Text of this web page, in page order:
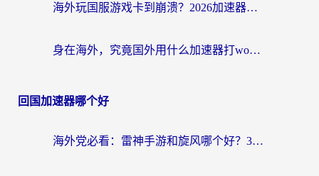
海外玩国服游戏卡到崩溃？2026加速器免费推荐+实用指南（亲测有效）
身在海外，究竟国外用什么加速器打wow好？
回国加速器哪个好
海外党必看：雷神手游和旋风哪个好？3分钟选对回国加速器，无缝刷国内剧玩游戏